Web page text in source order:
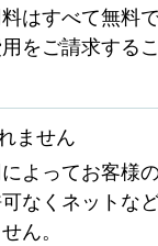
はすべて無料
をご請求する
ません
よってお客様
なくネットな
ん。